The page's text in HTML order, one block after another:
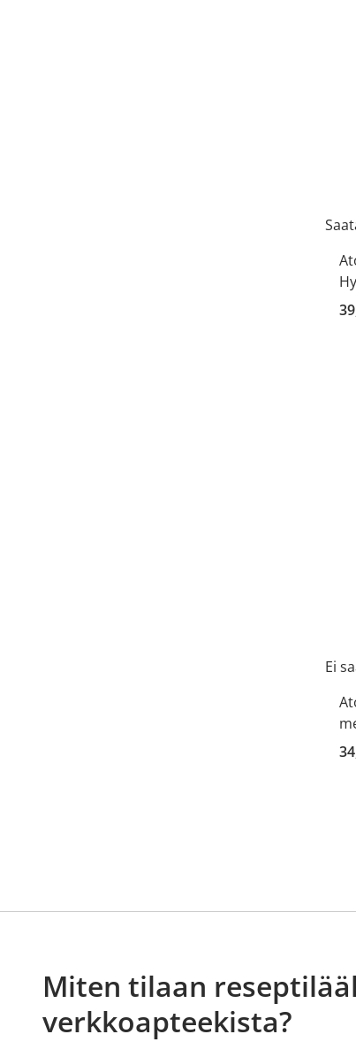
Ei
Miten tilaan
verkkoapteekista?